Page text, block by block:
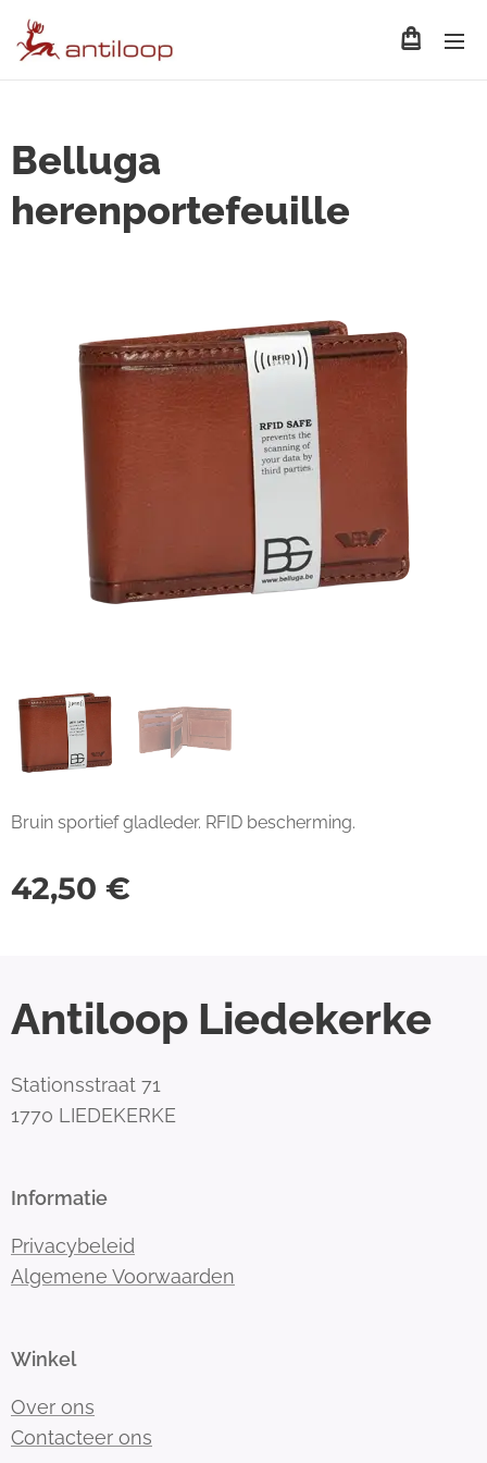
Belluga
herenportefeuille
Bruin sportief gladleder. RFID bescherming.
42,50 €
Antiloop Liedekerke
Stationsstraat 71
1770 LIEDEKERKE
Informatie
Privacybeleid
Algemene Voorwaarden
Winkel
Over ons
Contacteer ons